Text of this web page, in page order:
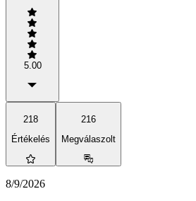
5.00
218
Értékelés
216
Megválaszolt
8/9/2026